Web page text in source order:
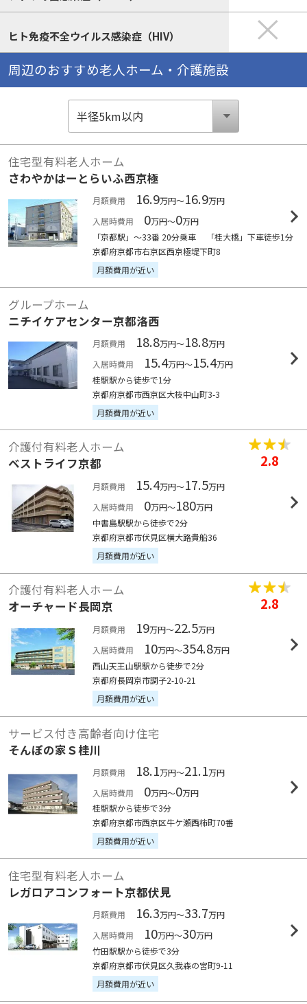
ヒト免疫不全ウイルス感染症（HIV）
周辺のおすすめ老人ホーム・介護施設
住宅型有料老人ホーム
さわやかはーとらいふ西京極
月額費用 16.9万円～16.9万円
入居時費用
0万円～0万円
「京都駅」～33番 20分乗車 「桂大橋」下車徒歩1分
京都府京都市右京区西京極堤下町8
月額費用が近い
グループホーム
ニチイケアセンター京都洛西
月額費用 18.8万円～18.8万円
入居時費用
15.4万円～15.4万円
桂駅駅から徒歩で1分
京都府京都市西京区大枝中山町3-3
月額費用が近い
介護付有料老人ホーム
ベストライフ京都
2.8
月額費用 15.4万円～17.5万円
入居時費用
0万円～180万円
中書島駅駅から徒歩で2分
京都府京都市伏見区横大路貴船36
月額費用が近い
介護付有料老人ホーム
オーチャード長岡京
2.8
月額費用 19万円～22.5万円
入居時費用
10万円～354.8万円
西山天王山駅駅から徒歩で2分
京都府長岡京市調子2-10-21
月額費用が近い
サービス付き高齢者向け住宅
そんぽの家Ｓ桂川
月額費用 18.1万円～21.1万円
入居時費用
0万円～0万円
桂駅駅から徒歩で3分
京都府京都市西京区牛ケ瀬西柿町70番
月額費用が近い
住宅型有料老人ホーム
レガロアコンフォート京都伏見
月額費用 16.3万円～33.7万円
入居時費用
10万円～30万円
竹田駅駅から徒歩で3分
京都府京都市伏見区久我森の宮町9-11
月額費用が近い